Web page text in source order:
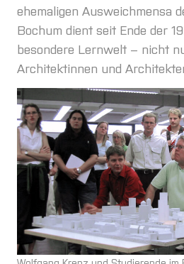
ehemaligen Ausweichmensa
Bochum dient seit Ende der
besondere Lernwelt – nicht
Architektinnen und